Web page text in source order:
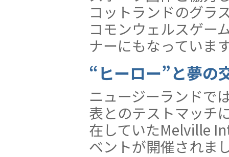
コットランドのグラ
コモンウェルスゲー
ナーにもなっていま
“ヒーロー”と夢の
ニュージーランドで
表とのテストマッチ
在していたMelville
ベントが開催されま